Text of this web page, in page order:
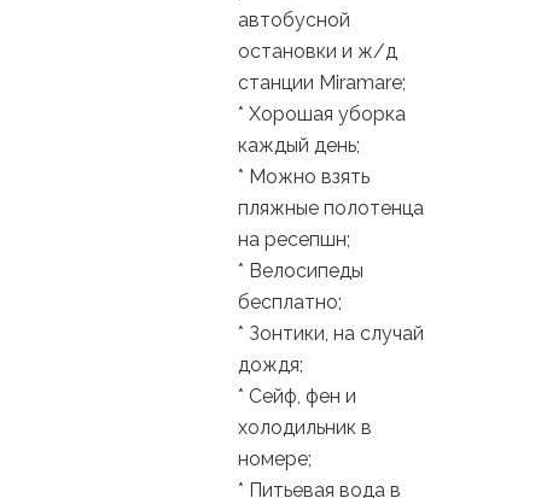
автобусной
остановки и ж/д
станции Miramare;
* Хорошая уборка
каждый день;
* Можно взять
пляжные полотенца
на ресепшн;
* Велосипеды
бесплатно;
* Зонтики, на случай
дождя;
* Сейф, фен и
холодильник в
номере;
* Питьевая вода в